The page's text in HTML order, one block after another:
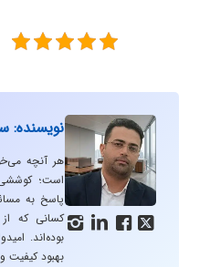
   
نویسنده:
هر آنچه
است؛
پاسخ به
کسانی که
بوده‌اند.
بهبود